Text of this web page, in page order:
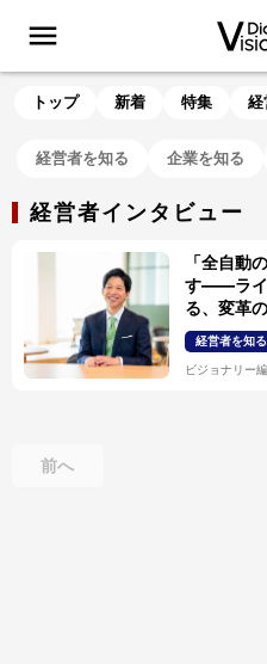
トップ 新着 特集 経
経営者を知る 企業を知る
経営者インタビュー
「全自動
す——ライ
る、変革
経営者を知る
ビジョナリー
前へ